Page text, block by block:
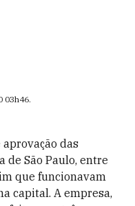
03h46.
das
de São Paulo, entre
que funcionavam
capital. A empresa,